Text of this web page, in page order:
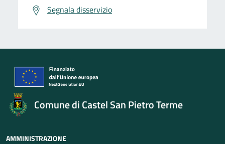
Segnala disservizio
Comune di Castel San Pietro Terme
AMMINISTRAZIONE